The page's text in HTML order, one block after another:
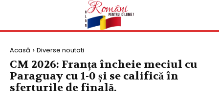
Acasă Diverse noutati
CM 2026: Franța încheie meciul cu
Paraguay cu 1-0 și se califică în
sferturile de finală.